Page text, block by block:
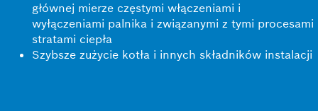
głównej mierze częstymi włączeniami i
wyłączeniami palnika i związanymi z tymi procesami
stratami ciepła
Szybsze zużycie kotła i innych składników instalacji